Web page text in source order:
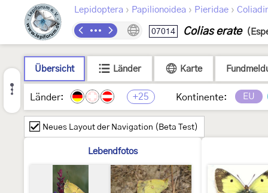
Lepidoptera › Papilionoidea › Pieridae ›
07014 Colias erate
Übersicht Länder Karte
Länder: +25 Kontinente: EU
Neues Layout der Navigation (Beta Test)
Lebendfotos